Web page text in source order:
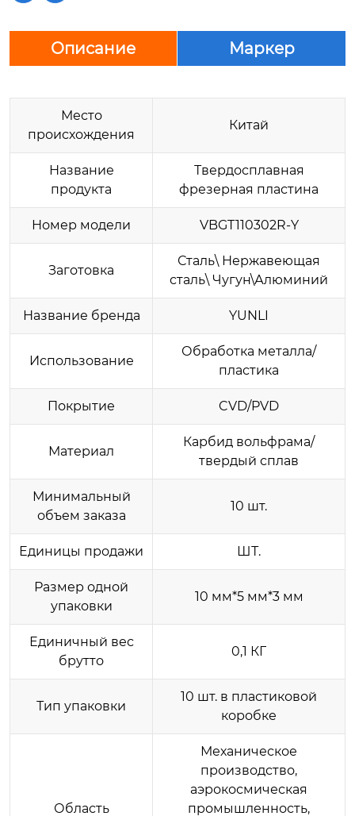
Описание Маркер
Место
происхождения
Китай
Название
продукта
Твердосплавная
фрезерная пластина
Номер модели VBGT110302R-Y
Заготовка
Сталь\ Нержавеющая
сталь\ Чугун\Алюминий
Название бренда YUNLI
Использование
Обработка металла/
пластика
Покрытие CVD/PVD
Материал
Карбид вольфрама/
твердый сплав
Минимальный
объем заказа
10 шт.
Единицы продажи ШТ.
Размер одной
упаковки
10 мм*5 мм*3 мм
Единичный вес
брутто
0,1 КГ
Тип упаковки
10 шт. в пластиковой
коробке
Область
Механическое
производство,
аэрокосмическая
промышленность,